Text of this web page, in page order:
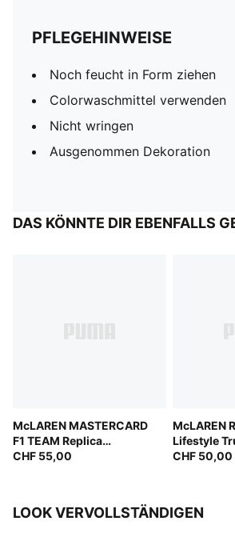
PFLEGEHINWEISE
Noch feucht in Form ziehen
Colorwaschmittel verwenden
Nicht wringen
Ausgenommen Dekoration
DAS KÖNNTE DIR EBENFALLS
McLAREN MASTERCARD
F1 TEAM Replica
Australia Piastri Baseball
CHF 55,00
McLAREN
Lifestyle
CHF 50,00
LOOK VERVOLLSTÄNDIGEN